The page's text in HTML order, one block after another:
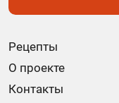
Рецепты
О проекте
Контакты